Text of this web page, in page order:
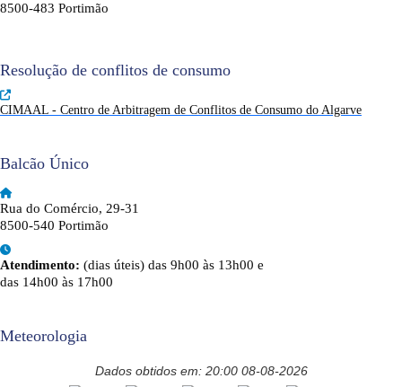
8500-483 Portimão
Resolução de conflitos de consumo
CIMAAL - Centro de Arbitragem de Conflitos de Consumo do Algarve
Balcão Único
Rua do Comércio, 29-31
8500-540 Portimão
Atendimento: (dias úteis) das 9h00 às 13h00 e
das 14h00 às 17h00
Meteorologia
Dados obtidos em: 20:00 08-08-2026